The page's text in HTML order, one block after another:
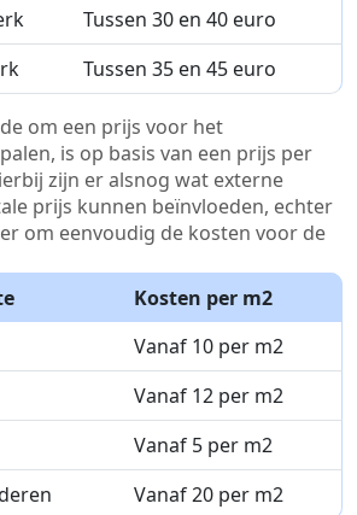
Tussen 30 en 40 euro
Tussen 35 en 45 euro
om een prijs voor het
is op basis van een prijs per
zijn er alsnog wat externe
prijs kunnen beïnvloeden, echter
om eenvoudig de kosten voor de
Kosten per m2
Vanaf 10 per m2
Vanaf 12 per m2
Vanaf 5 per m2
Vanaf 20 per m2